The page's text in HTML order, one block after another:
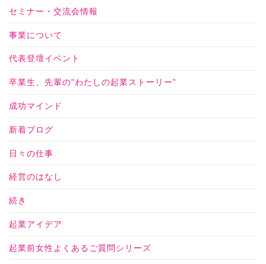
セミナー・交流会情報
事業について
代表登壇イベント
卒業生、先輩の"わたしの起業ストーリー”
成功マインド
新着ブログ
日々の仕事
経営のはなし
続き
起業アイデア
起業前女性よくあるご質問シリーズ